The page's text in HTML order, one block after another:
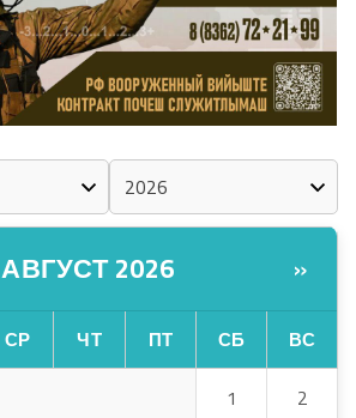
АВГУСТ 2026 »
СР ЧТ ПТ СБ ВС
1 2